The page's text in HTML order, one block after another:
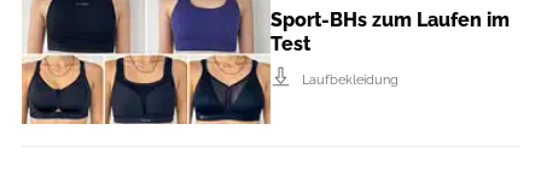
Sport-BHs zum Laufen im
Test
Laufbekleidung